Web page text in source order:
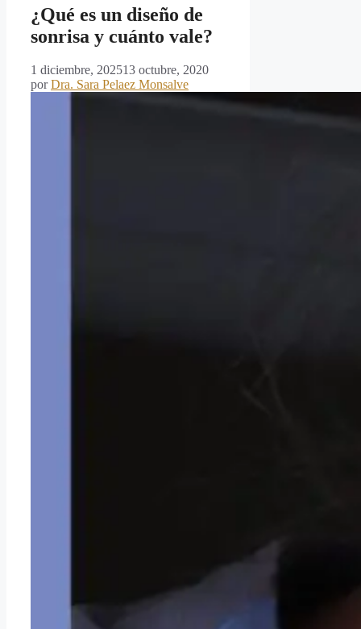
¿Qué es un diseño de
sonrisa y cuánto vale?
1 diciembre, 202513 octubre, 2020
porDra. Sara Pelaez Monsalve